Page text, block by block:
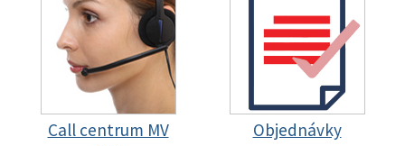
Call centrum MV
Objednávky